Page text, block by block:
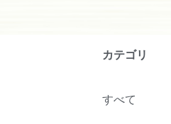
カテゴリ
すべて